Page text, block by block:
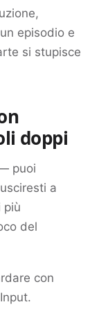
episodio e
si stupisce
doppi
puoi
a
più
del
con